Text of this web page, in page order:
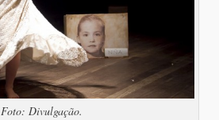
Foto: Divulgação.